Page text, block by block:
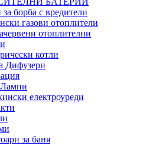
борба с вредители
газови отоплители
отоплителни
котли
Дифузери
Лампи
електроуреди
за баня